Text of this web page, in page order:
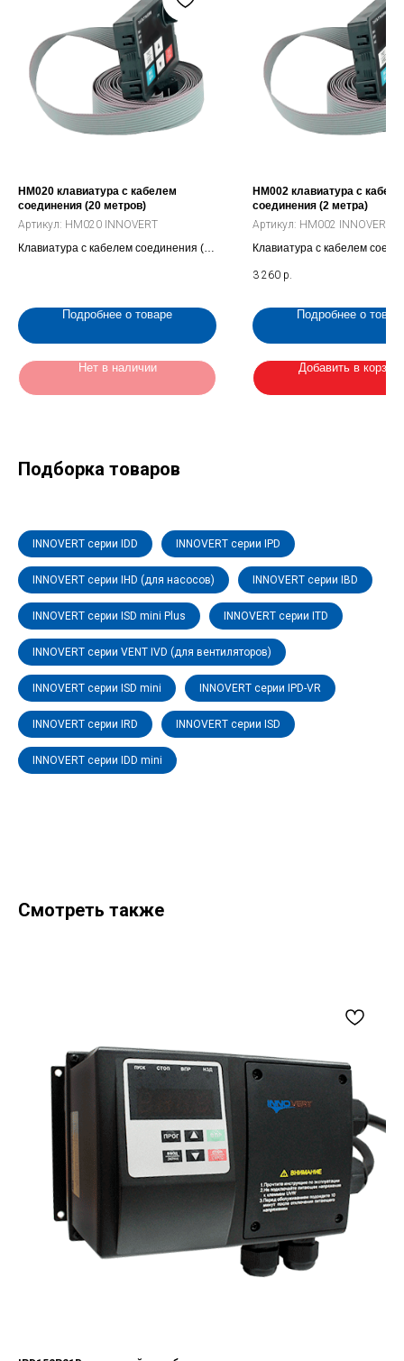
HM020 клавиатура с кабелем
соединения (20 метров)
Артикул: HM020 INNOVERT
Клавиатура с кабелем соединения (20
Подробнее о товаре
Нет в наличии
HM002 клавиатура с
соединения (2 метра)
Артикул: HM002 INNOVERT
Клавиатура с кабелем
INNOVERT ISD mini (HM002
3 260 р.
Подробнее о
Добавить в
Подборка товаров
INNOVERT серии IDD INNOVERT серии IPD
INNOVERT серии IHD (для насосов) INNOVERT серии IBD
INNOVERT серии ISD mini Plus INNOVERT серии ITD
INNOVERT серии VENT IVD (для вентиляторов)
INNOVERT серии ISD mini INNOVERT серии IPD-VR
INNOVERT серии IRD INNOVERT серии ISD
INNOVERT серии IDD mini
Смотреть также